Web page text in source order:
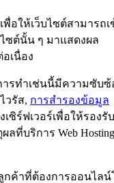
อให้เว็บไซต์สามารถเ
ไซต์นั้น ๆ มาแสดงผล
เนื่อง
การทำเช่นนี้มีความซับ
วรัส, การสำรองข้อมูล
ซิร์ฟเวอร์เพื่อให้รองรับ
ที่บริการ Web
กค้าที่ต้องการออนไลน์